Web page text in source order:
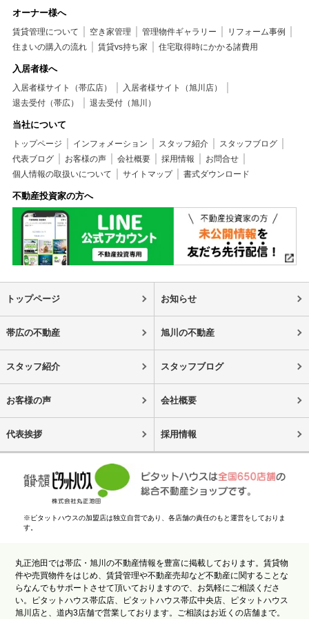
オーナー様へ
賃貸管理について 空き家管理 管理物件ギャラリー
リフォーム事例
住まいの購入の流れ
賃貸vs持ち家 住宅取得時にかかる諸費用
入居者様へ
入居者様サイト（帯広店）
入居者様サイト（旭川店）
退去受付（帯広）
退去受付（旭川）
当社について
トップページ インフォメーション スタッフ紹介
スタッフブログ
代表ブログ
お客様の声 会社概要 採用情報
お問合せ
個人情報の取扱いについて
サイトマップ 書式ダウンロード
不動産投資家の方へ
トップページ お知らせ
帯広の不動産 旭川の不動産
スタッフ紹介 スタッフブログ
お客様の声 会社概要
代表挨拶 採用情報
※ピタットハウスの加盟店は独立自営であり、各店舗の責任のもと運営をしておりま
す。
丸正池田では帯広・旭川の不動産情報を豊富に掲載しております。賃貸物
件や売買物件をはじめ、賃貸管理や不動産売却など不動産に関することな
らなんでもサポートさせて頂いておりますので、お気軽にご相談くださ
い。ピタットハウス帯広店、ピタットハウス帯広中央店、ピタットハウス
旭川店と、道内3店舗で営業しております。ご相談はお近くの店舗まで。